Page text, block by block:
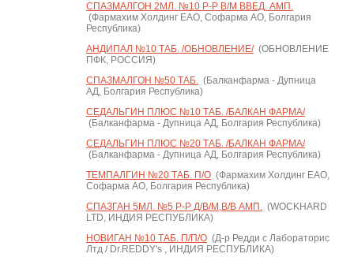
СПАЗМАЛГОН 2МЛ. №10 Р-Р В/М ВВЕД. АМП.
(Фармахим Холдинг ЕАО, Софарма АО, Болгария
Республика)
АНДИПАЛ №10 ТАБ. /ОБНОВЛЕНИЕ/(ОБНОВЛЕНИЕ
ПФК, РОССИЯ)
СПАЗМАЛГОН №50 ТАБ.(Балканфарма - Дупница
АД, Болгария Республика)
СЕДАЛЬГИН ПЛЮС №10 ТАБ. /БАЛКАН ФАРМА/
(Балканфарма - Дупница АД, Болгария Республика)
СЕДАЛЬГИН ПЛЮС №20 ТАБ. /БАЛКАН ФАРМА/
(Балканфарма - Дупница АД, Болгария Республика)
ТЕМПАЛГИН №20 ТАБ. П/О(Фармахим Холдинг ЕАО,
Софарма АО, Болгария Республика)
СПАЗГАН 5МЛ. №5 Р-Р Д/В/М,В/В АМП.(WOCKHARD
LTD, ИНДИЯ РЕСПУБЛИКА)
НОВИГАН №10 ТАБ. П/П/О(Д-р Редди с Лабораторис
Лтд / Dr.REDDY's , ИНДИЯ РЕСПУБЛИКА)